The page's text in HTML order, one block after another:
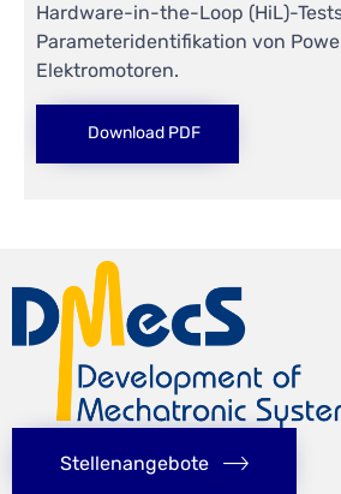
Hardware-in-the-Loop (HiL)-
Parameteridentifikation von
Elektromotoren.
Download PDF
Stellenangebote